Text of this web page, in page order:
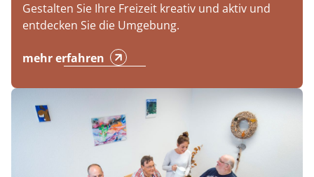
Gestalten Sie Ihre Freizeit kreativ und aktiv und
entdecken Sie die Umgebung.
mehr erfahren